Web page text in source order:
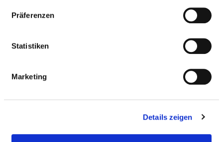
Präferenzen
Statistiken
Marketing
Details zeigen
(AUSSENSTELLE BAD HERSFELD)